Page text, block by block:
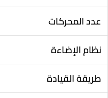
عدد المحركات
نظام الإضاءة
طريقة القيادة